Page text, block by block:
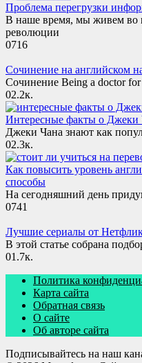
Проблема перегрузки
В наше время, мы живем во
революции
0716
Сочинение на английском
Сочинение Being a doctor for
02.2к.
Интересные факты о Джеки
Джеки Чана знают как
02.3к.
Как повысить уровень
способы
На сегодняшний день
0741
Лучшие сериалы от
В этой статье собрана
01.7к.
Политика
Карта сайта
Обратная связь
О сайте
Об авторе сайта
Подписывайтесь на наш